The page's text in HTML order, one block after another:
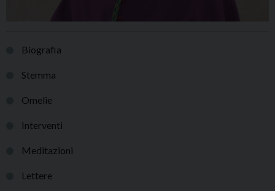
Biografia
Stemma
Omelie
Interventi
Meditazioni
Lettere